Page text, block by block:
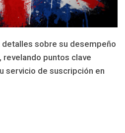
detalles sobre su desempeño
puntos clave
servicio de suscripción en